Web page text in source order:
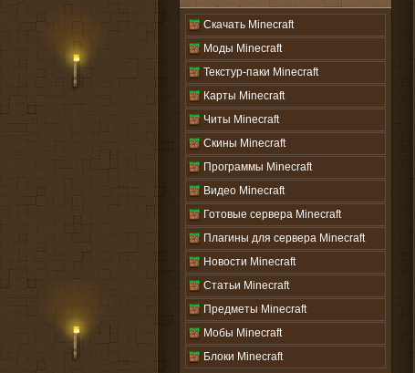
Скачать Minecraft
Моды Minecraft
Текстур-паки Minecraft
Карты Minecraft
Читы Minecraft
Скины Minecraft
Программы Minecraft
Видео Minecraft
Готовые сервера Minecraft
Плагины для сервера Minecraft
Новости Minecraft
Статьи Minecraft
Предметы Minecraft
Мобы Minecraft
Блоки Minecraft